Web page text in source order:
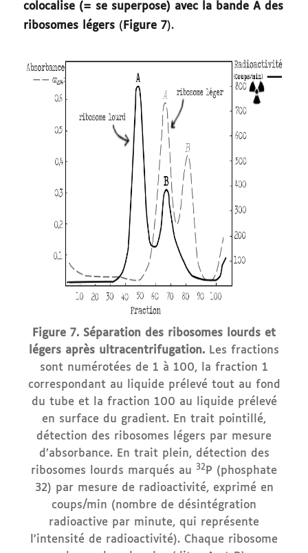
colocalise (= se superpose) avec la bande A des
ribosomes légers (Figure 7).
Figure 7. Séparation des ribosomes lourds et
légers après ultracentrifugation. Les fractions
sont numérotées de 1 à 100, la fraction 1
correspondant au liquide prélevé tout au fond
du tube et la fraction 100 au liquide prélevé
en surface du gradient. En trait pointillé,
détection des ribosomes légers par mesure
d’absorbance. En trait plein, détection des
ribosomes lourds marqués au
32 P (phosphate
32) par mesure de radioactivité, exprimé en
coups/min (nombre de désintégration
radioactive par minute, qui représente
l’intensité de radioactivité). Chaque ribosome